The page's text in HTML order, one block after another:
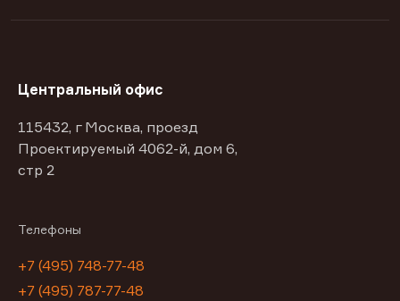
Центральный офис
115432, г Москва, проезд
Проектируемый 4062-й, дом 6,
стр 2
Телефоны
+7 (495) 748-77-48
+7 (495) 787-77-48